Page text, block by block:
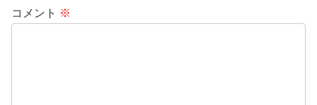
コメント ※